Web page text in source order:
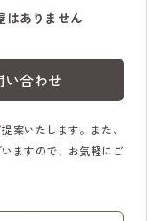
はありません
合わせ
案いたします。また、
ますので、お気軽にご